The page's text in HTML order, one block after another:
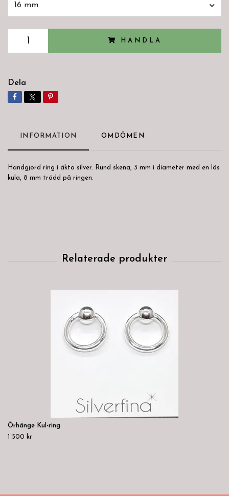
16 mm
HANDLA
Dela
INFORMATION OMDÖMEN
Handgjord ring i äkta silver. Rund skena, 3 mm i diameter med en lös
kula, 8 mm trädd på ringen.
Örhänge Kul-ring
1 500 kr